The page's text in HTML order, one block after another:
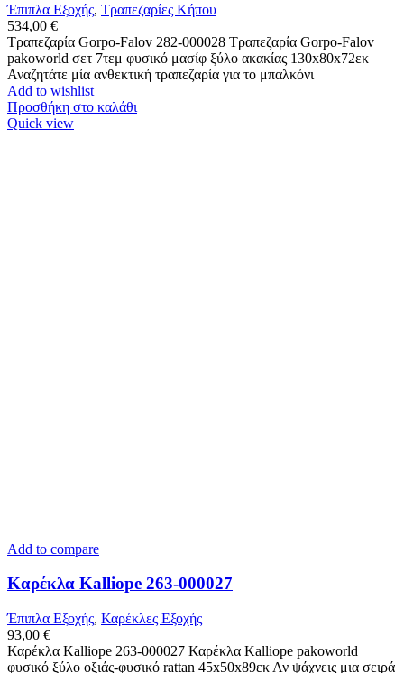
Έπιπλα Εξοχής, Τραπεζαρίες Κήπου
534,00 €
Τραπεζαρία Gorpo-Falov 282-000028 Τραπεζαρία Gorpo-Falov
pakoworld σετ 7τεμ φυσικό μασίφ ξύλο ακακίας 130x80x72εκ
Αναζητάτε μία ανθεκτική τραπεζαρία για το μπαλκόνι
Add to wishlist
Προσθήκη στο καλάθι
Quick view
Add to compare
Καρέκλα Kalliope 263-000027
Έπιπλα Εξοχής, Καρέκλες Εξοχής
93,00 €
Καρέκλα Kalliope 263-000027 Καρέκλα Kalliope pakoworld
φυσικό ξύλο οξιάς-φυσικό rattan 45x50x89εκ Αν ψάχνεις μια σειρά